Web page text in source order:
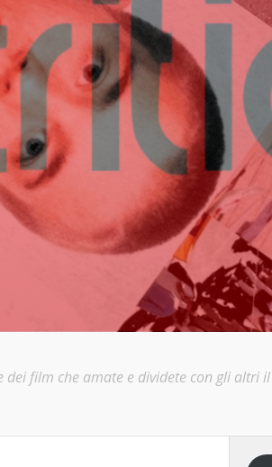
film che amate e dividete con gli altri il